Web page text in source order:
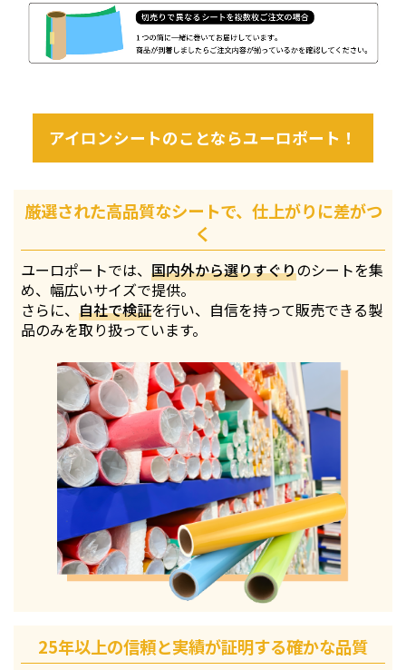
アイロンシートのことならユーロポート！
厳選された高品質なシートで、仕上がりに差がつ
く
ユーロポートでは、国内外から選りすぐりのシートを集
め、幅広いサイズで提供。
さらに、自社で検証を行い、自信を持って販売できる製
品のみを取り扱っています。
25年以上の信頼と実績が証明する確かな品質